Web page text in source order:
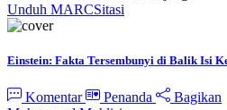
Unduh MARCSitasi
Einstein: Fakta Tersembunyi di Balik Isi
Komentar Penanda
Bagikan